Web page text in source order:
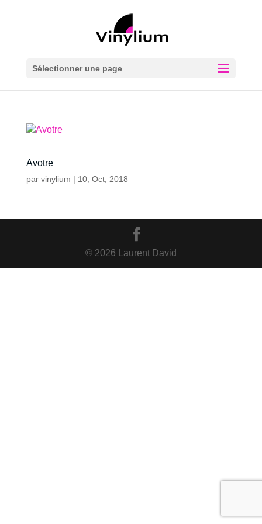
Sélectionner une page
Avotre
par vinylium | 10, Oct, 2018
© 2026 Laurent David